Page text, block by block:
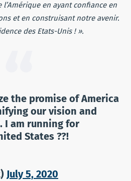
en ayant confiance en
et en construisant notre avenir.
des Etats-Unis ! ».
the promise of America
our vision and
I am running for
States ??!
July 5, 2020